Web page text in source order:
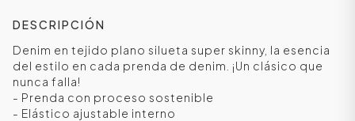
DESCRIPCIÓN
Denim en tejido plano silueta super skinny, la esencia
del estilo en cada prenda de denim. ¡Un clásico que
nunca falla!
- Prenda con proceso sostenible
- Elástico ajustable interno